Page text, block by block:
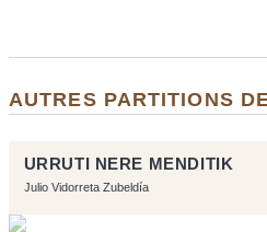
AUTRES PARTITIONS
URRUTI NERE MENDITIK
Julio Vidorreta Zubeldía